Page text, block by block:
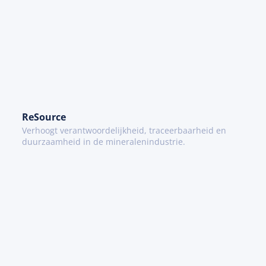
ReSource
Verhoogt verantwoordelijkheid, traceerbaarheid en
duurzaamheid in de mineralenindustrie.